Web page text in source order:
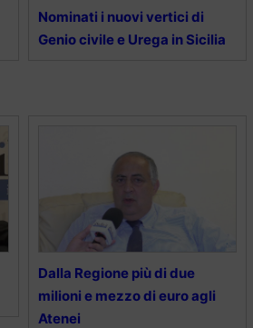
Nominati i nuovi vertici di
Genio civile e Urega in Sicilia
Dalla Regione più di due
milioni e mezzo di euro agli
Atenei